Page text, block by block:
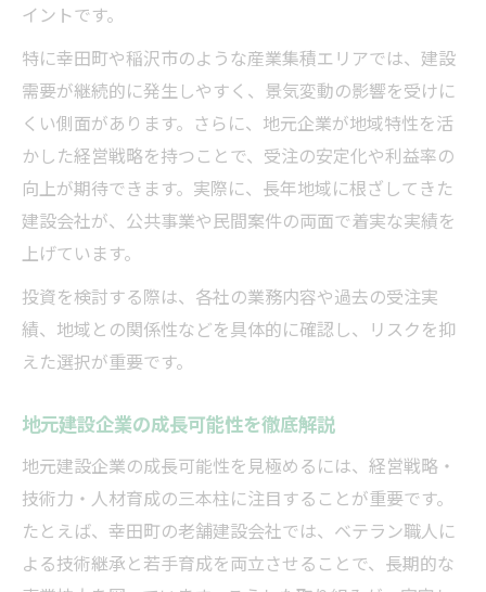
イントです。
特に幸田町や稲沢市のような産業集積エリアでは、建設
需要が継続的に発生しやすく、景気変動の影響を受けに
くい側面があります。さらに、地元企業が地域特性を活
かした経営戦略を持つことで、受注の安定化や利益率の
向上が期待できます。実際に、長年地域に根ざしてきた
建設会社が、公共事業や民間案件の両面で着実な実績を
上げています。
投資を検討する際は、各社の業務内容や過去の受注実
績、地域との関係性などを具体的に確認し、リスクを抑
えた選択が重要です。
地元建設企業の成長可能性を徹底解説
地元建設企業の成長可能性を見極めるには、経営戦略・
技術力・人材育成の三本柱に注目することが重要です。
たとえば、幸田町の老舗建設会社では、ベテラン職人に
よる技術継承と若手育成を両立させることで、長期的な